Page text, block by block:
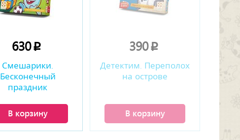
630p
Смешарики.
Бесконечный
праздник
В корзину
390p
Детектим. Переполох
на острове
В корзину